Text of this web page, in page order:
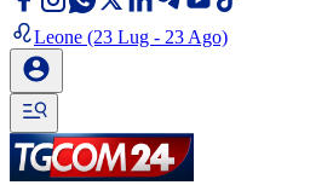
Leone (23 Lug - 23 Ago)